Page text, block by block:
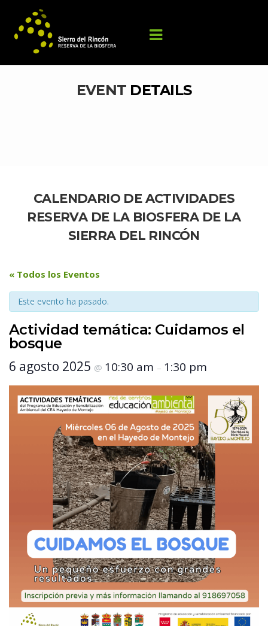
EVENT DETAILS
CALENDARIO DE ACTIVIDADES
RESERVA DE LA BIOSFERA DE LA
SIERRA DEL RINCÓN
« Todos los Eventos
Este evento ha pasado.
Actividad temática: Cuidamos el
bosque
6 agosto 2025 @ 10:30 am – 1:30 pm